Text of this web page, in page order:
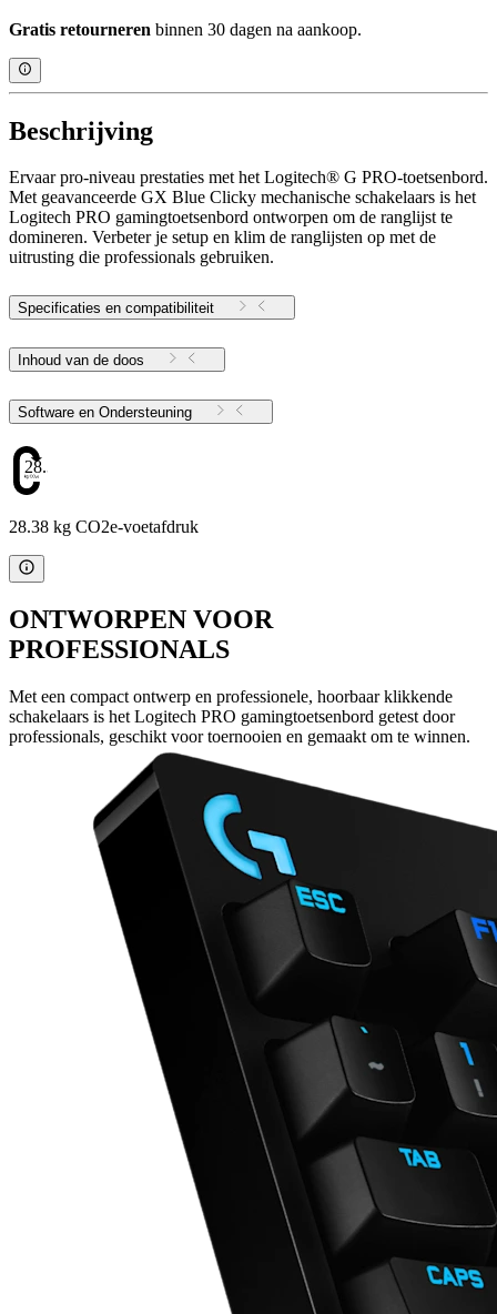
Gratis retourneren binnen 30 dagen na aankoop.
Beschrijving
Ervaar pro-niveau prestaties met het Logitech® G PRO-toetsenbord.
Met geavanceerde GX Blue Clicky mechanische schakelaars is het
Logitech PRO gamingtoetsenbord ontworpen om de ranglijst te
domineren. Verbeter je setup en klim de ranglijsten op met de
uitrusting die professionals gebruiken.
Specificaties en compatibiliteit
Inhoud van de doos
Software en Ondersteuning
28.38
28.38 kg CO2e-voetafdruk
ONTWORPEN VOOR
PROFESSIONALS
Met een compact ontwerp en professionele, hoorbaar klikkende
schakelaars is het Logitech PRO gamingtoetsenbord getest door
professionals, geschikt voor toernooien en gemaakt om te winnen.